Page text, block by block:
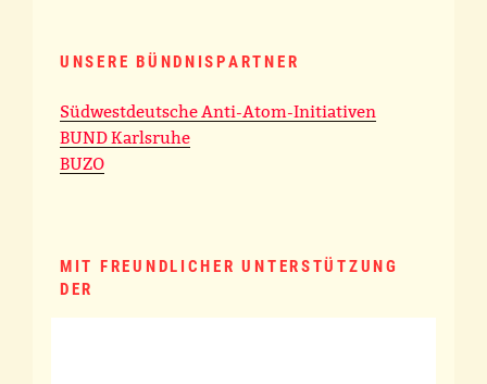
UNSERE BÜNDNISPARTNER
Südwestdeutsche Anti-Atom-Initiativen
BUND Karlsruhe
BUZO
MIT FREUNDLICHER UNTERSTÜTZUNG
DER